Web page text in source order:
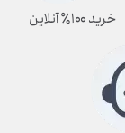
خرید ۱۰۰٪ آنلاین